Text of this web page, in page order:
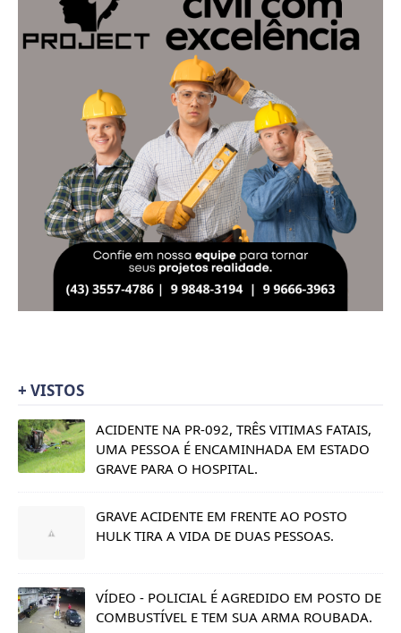
+ VISTOS
ACIDENTE NA PR-092, TRÊS VITIMAS FATAIS,
UMA PESSOA É ENCAMINHADA EM ESTADO
GRAVE PARA O HOSPITAL.
GRAVE ACIDENTE EM FRENTE AO POSTO
HULK TIRA A VIDA DE DUAS PESSOAS.
VÍDEO - POLICIAL É AGREDIDO EM POSTO DE
COMBUSTÍVEL E TEM SUA ARMA ROUBADA.